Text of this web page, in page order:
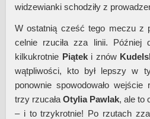
widzewianki schodziły z
W ostatnią cześć tego meczu z
celnie rzuciła zza linii. Później
kilkukrotnie Piąteki znów
wątpliwości, kto był lepszy w
ponownie spowodowało
trzy rzucała Otylia Pawlak, ale to
– i to trzykrotnie! Po rzutach